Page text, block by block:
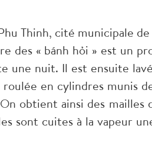
Thinh, cité municipale de
des « bánh hỏi » est un
une nuit. Il est ensuite
en cylindres munis
obtient ainsi des mailles
sont cuites à la vapeur